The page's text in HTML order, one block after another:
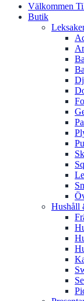
Välkommen
Butik
Hushåll